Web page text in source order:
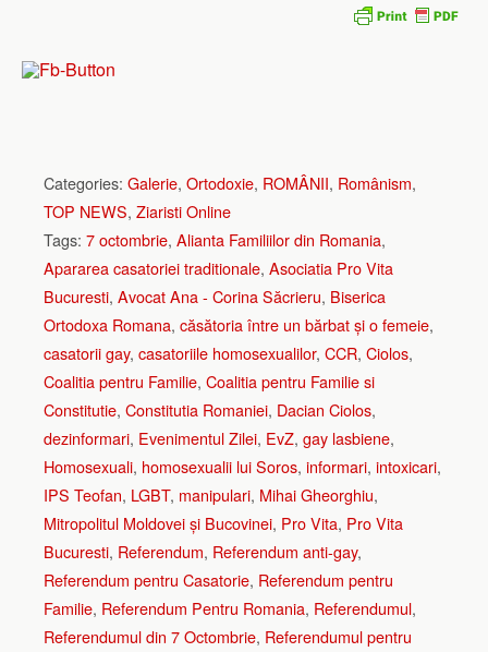
Categories: Galerie, Ortodoxie, ROMÂNII, Românism,
TOP NEWS, Ziaristi Online
Tags: 7 octombrie, Alianta Familiilor din Romania,
Apararea casatoriei traditionale, Asociatia Pro Vita
Bucuresti, Avocat Ana - Corina Săcrieru, Biserica
Ortodoxa Romana, căsătoria între un bărbat și o femeie,
casatorii gay, casatoriile homosexualilor, CCR, Ciolos,
Coalitia pentru Familie, Coalitia pentru Familie si
Constitutie, Constitutia Romaniei, Dacian Ciolos,
dezinformari, Evenimentul Zilei, EvZ, gay lasbiene,
Homosexuali, homosexualii lui Soros, informari, intoxicari,
IPS Teofan, LGBT, manipulari, Mihai Gheorghiu,
Mitropolitul Moldovei și Bucovinei, Pro Vita, Pro Vita
Bucuresti, Referendum, Referendum anti-gay,
Referendum pentru Casatorie, Referendum pentru
Familie, Referendum Pentru Romania, Referendumul,
Referendumul din 7 Octombrie, Referendumul pentru